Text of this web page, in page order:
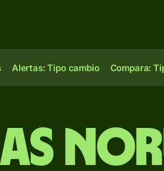
Alertas: Tipo cambio Compara: